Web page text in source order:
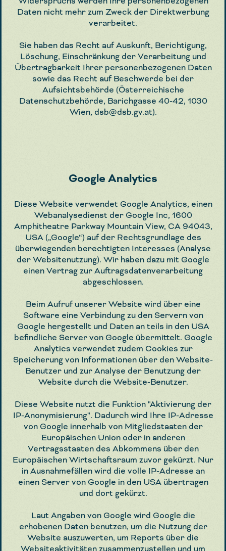
Daten nicht mehr zum Zweck der Direktwerbung
verarbeitet.
Sie haben das Recht auf Auskunft, Berichtigung,
Löschung, Einschränkung der Verarbeitung und
Übertragbarkeit Ihrer personenbezogenen Daten
sowie das Recht auf Beschwerde bei der
Aufsichtsbehörde (Österreichische
Datenschutzbehörde, Barichgasse 40-42, 1030
Wien, dsb@dsb.gv.at).
Google Analytics
Diese Website verwendet Google Analytics, einen
Webanalysedienst der Google Inc, 1600
Amphitheatre Parkway Mountain View, CA 94043,
USA („Google“) auf der Rechtsgrundlage des
überwiegenden berechtigten Interesses (Analyse
der Websitenutzung). Wir haben dazu mit Google
einen Vertrag zur Auftragsdatenverarbeitung
abgeschlossen.
Beim Aufruf unserer Website wird über eine
Software eine Verbindung zu den Servern von
Google hergestellt und Daten an teils in den USA
befindliche Server von Google übermittelt. Google
Analytics verwendet zudem Cookies zur
Speicherung von Informationen über den Website-
Benutzer und zur Analyse der Benutzung der
Website durch die Website-Benutzer.
Diese Website nutzt die Funktion "Aktivierung der
IP-Anonymisierung". Dadurch wird Ihre IP-Adresse
von Google innerhalb von Mitgliedstaaten der
Europäischen Union oder in anderen
Vertragsstaaten des Abkommens über den
Europäischen Wirtschaftsraum zuvor gekürzt. Nur
in Ausnahmefällen wird die volle IP-Adresse an
einen Server von Google in den USA übertragen
und dort gekürzt.
Laut Angaben von Google wird Google die
erhobenen Daten benutzen, um die Nutzung der
Website auszuwerten, um Reports über die
Websiteaktivitäten zusammenzustellen und um